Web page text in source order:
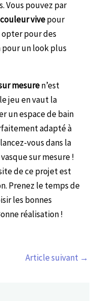
Vous pouvez par
vivepour
pour des
pour un look plus
mesuren’est
jeu en vaut la
un espace de bain
adapté à
vous dans la
sur mesure !
de ce projet est
Prenez le temps de
les bonnes
réalisation !
Article suivant →